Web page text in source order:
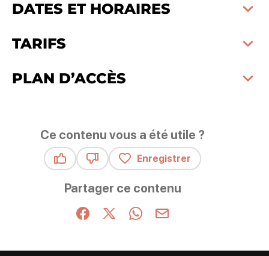
DATES ET HORAIRES
TARIFS
PLAN D’ACCÈS
Ce contenu vous a été utile ?
Enregistrer
Partager ce contenu
Partager sur Facebook (nouvelle fenêtre)
Partager sur X / Twitter (nouvelle
Partager sur WhatsApp
Partager par mail